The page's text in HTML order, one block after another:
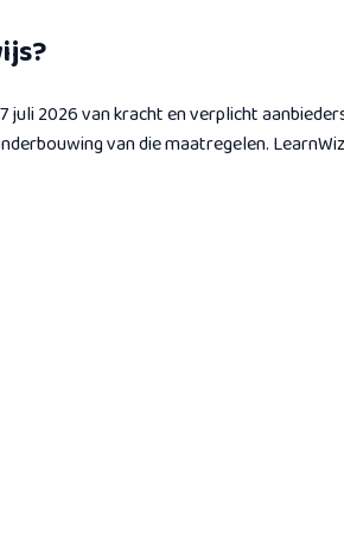
juli 2026 van kracht en verplicht
van die maatregelen.